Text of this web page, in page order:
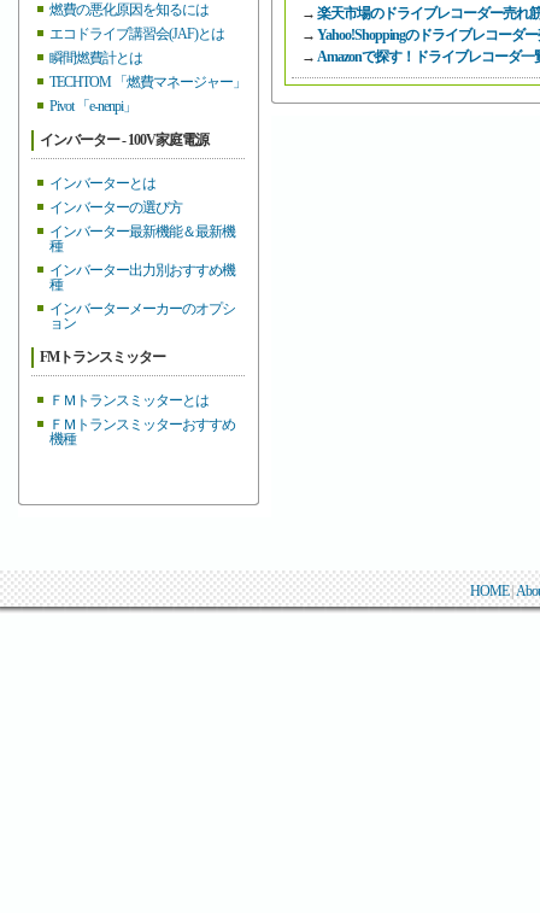
燃費の悪化原因を知るには
エコドライブ講習会(JAF)とは
瞬間燃費計とは
TECHTOM 「燃費マネージャー」
Pivot 「e-nenpi」
インバーター - 100V家庭電源
インバーターとは
インバーターの選び方
インバーター最新機能＆最新機
種
インバーター出力別おすすめ機
種
インバーターメーカーのオプシ
ョン
FMトランスミッター
ＦＭトランスミッターとは
ＦＭトランスミッターおすすめ
機種
→ 楽天市場のドライブレコーダー売れ
→ Yahoo!Shoppingのドライブレコーダ
→ Amazonで探す！ドライブレコーダ一
HOME|